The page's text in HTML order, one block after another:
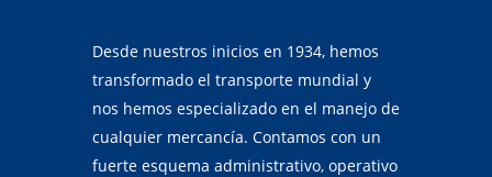
Desde nuestros inicios en 1934, hemos
transformado el transporte mundial y
nos hemos especializado en el manejo de
cualquier mercancía. Contamos con un
fuerte esquema administrativo, operativo